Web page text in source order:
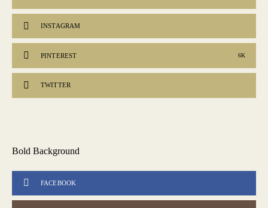
INSTAGRAM
PINTEREST 6K
TWITTER
Bold Background
FACEBOOK